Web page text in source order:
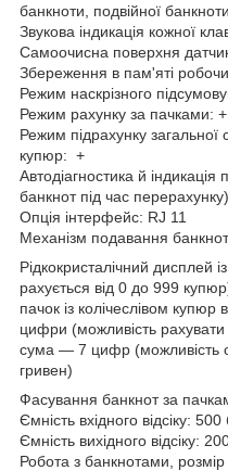
банкноти, подвійної
Звукова індикація кожної
Самоочисна поверхня
Збереження в пам'яті
Режим наскрізного
Режим рахунку за пачками: +
Режим підрахунку
купюр: +
Автодіагностика й
банкнот під час
Опція інтерфейс: RJ 11
Механізм подавання
Рідкокристалічний дисплей
рахується від 0 до 999
пачок із колічеслівом
цифри (можливість
сума — 7 цифр (можливість
гривен)
Фасування банкнот за
Ємність вхідного відсіку:
Ємність вихідного відсіку:
Робота з банкнотами, розмір